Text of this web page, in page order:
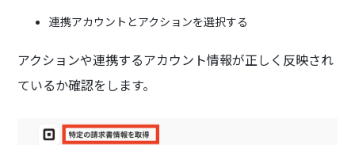
連携アカウントとアクションを選択する
アクションや連携するアカウント情報が正しく反映され
ているか確認をします。